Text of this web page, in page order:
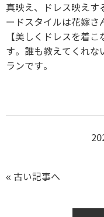
真映え、ドレス映えす
ードスタイルは花嫁さ
【美しくドレスを着
す。誰も教えてくれな
ランです。
« 古い記事へ